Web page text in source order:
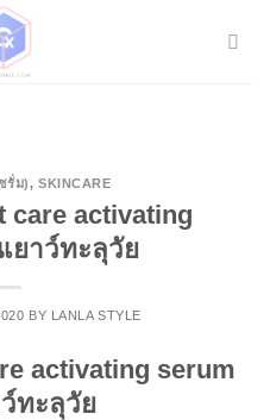
รั่ม),SKINCARE
care activating
ยาว์ทะลุวัย
BY LANLA STYLE
activating serum
ทะลุวัย